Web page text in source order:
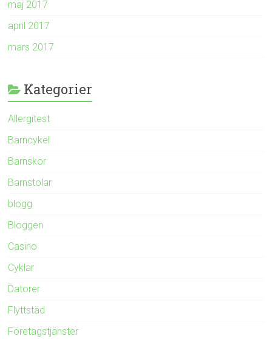
maj 2017
april 2017
mars 2017
Kategorier
Allergitest
Barncykel
Barnskor
Barnstolar
blogg
Bloggen
Casino
Cyklar
Datorer
Flyttstäd
Företagstjänster